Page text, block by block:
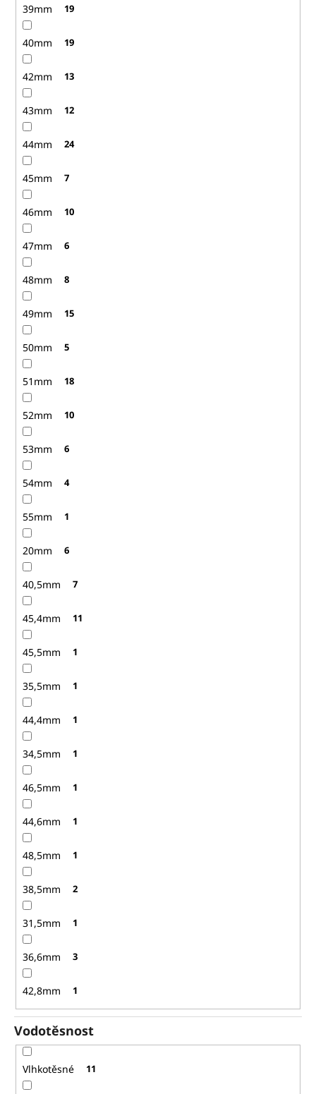
39mm 19
40mm 19
42mm 13
43mm 12
44mm 24
45mm 7
46mm 10
47mm 6
48mm 8
49mm 15
50mm 5
51mm 18
52mm 10
53mm 6
54mm 4
55mm 1
20mm 6
40,5mm 7
45,4mm 11
45,5mm 1
35,5mm 1
44,4mm 1
34,5mm 1
46,5mm 1
44,6mm 1
48,5mm 1
38,5mm 2
31,5mm 1
36,6mm 3
42,8mm 1
Vodotěsnost
Vlhkotěsné 11